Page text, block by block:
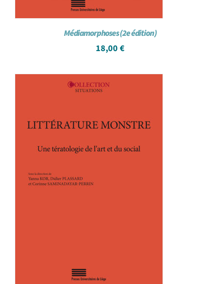
Médiamorphoses (2e édition)
18,00 €